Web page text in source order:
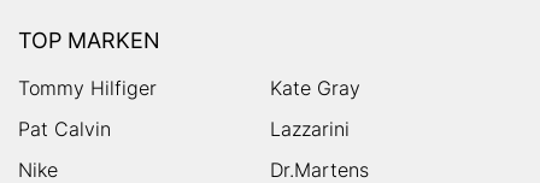
TOP MARKEN
Tommy Hilfiger
Kate Gray
Pat Calvin
Lazzarini
Nike
Dr.Martens